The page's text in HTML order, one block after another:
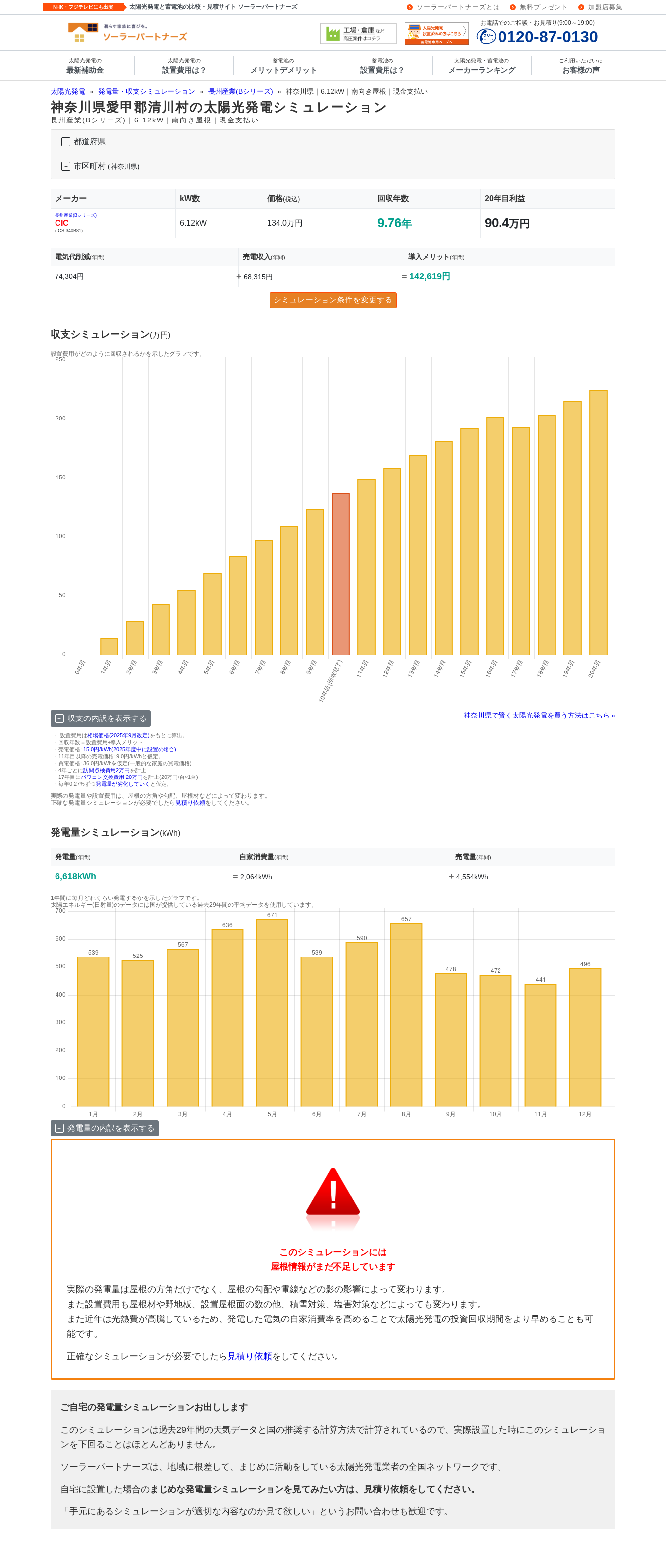
NHK・フジテレビにも出演 太陽光発電と蓄電池の比較・見積サイト ソーラーパートナーズ ソーラーパートナーズとは 無料プレゼント 加盟店募集
お電話でのご相談・お見積り(9:00～19:00)
0120-87-0130
太陽光発電の
最新補助金
太陽光発電の
設置費用は？
蓄電池の
メリットデメリット
蓄電池の
設置費用は？
太陽光発電・蓄電池の
メーカーランキング
ご利用いただいた
お客様の声
太陽光発電 » 発電量・収支シミュレーション » 長州産業(Bシリーズ) » 神奈川県｜6.12kW｜南向き屋根｜現金支払い
神奈川県愛甲郡清川村の太陽光発電シミュレーション
長州産業(Bシリーズ)｜6.12kW｜南向き屋根｜現金支払い
都道府県
市区町村 ( 神奈川県)
メーカー kW数 価格(税込) 回収年数 20年目利益
長州産業(Bシリーズ)
CIC
( CS-340B81)
6.12kW 134.0万円 9.76年 90.4万円
電気代削減(年間) 売電収入(年間) 導入メリット(年間)
74,304円 + 68,315円 = 142,619円
シミュレーション条件を変更する
収支シミュレーション(万円)
設置費用がどのように回収されるかを示したグラフです。
収支の内訳を表示する 神奈川県で賢く太陽光発電を買う方法はこちら »
・ 設置費用は相場価格(2025年9月改定)をもとに算出。
・回収年数＝設置費用÷導入メリット
・売電価格: 15.0円/kWh(2025年度中に設置の場合)
・11年目以降の売電価格: 9.0円/kWhと仮定。
・買電価格: 36.0円/kWhを仮定(一般的な家庭の買電価格)
・4年ごとに訪問点検費用2万円を計上
・17年目にパワコン交換費用 20万円を計上(20万円/台×1台)
・毎年0.27%ずつ発電量が劣化していく と仮定。
実際の発電量や設置費用は、屋根の方角や勾配、屋根材などによって変わります。
正確な発電量シミュレーションが必要でしたら 見積り依頼をしてください。
発電量シミュレーション(kWh)
発電量(年間) 自家消費量(年間) 売電量(年間)
6,618kWh = 2,064kWh + 4,554kWh
1年間に毎月どれくらい発電するかを示したグラフです。
太陽エネルギー(日射量)のデータには国が提供している過去29年間の平均データを使用しています。
発電量の内訳を表示する
このシミュレーションには
屋根情報がまだ不足しています
実際の発電量は屋根の方角だけでなく、屋根の勾配や電線などの影の影響によって変わります。
また設置費用も屋根材や野地板、設置屋根面の数の他、積雪対策、塩害対策などによっても変わります。
また近年は光熱費が高騰しているため、発電した電気の自家消費率を高めることで太陽光発電の投資回収期間をより早めることも可
能です。
正確なシミュレーションが必要でしたら 見積り依頼をしてください。
ご自宅の発電量シミュレーションお出しします
このシミュレーションは過去29年間の天気データと国の推奨する計算方法で計算されているので、実際設置した時にこのシミュレーショ
ンを下回ることはほとんどありません。
ソーラーパートナーズは、地域に根差して、まじめに活動をしている太陽光発電業者の全国ネットワークです。
自宅に設置した場合のまじめな発電量シミュレーションを見てみたい方は、見積り依頼をしてください。
「手元にあるシミュレーションが適切な内容なのか見て欲しい」というお問い合わせも歓迎です。